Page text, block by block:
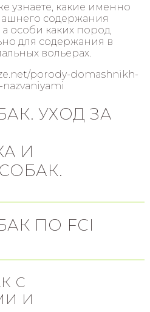
узнаете, какие именно
содержания
а особи каких пород
для содержания в
вольерах.
porody-domashnikh-
УХОД ЗА
И
ПО FCI
С
И